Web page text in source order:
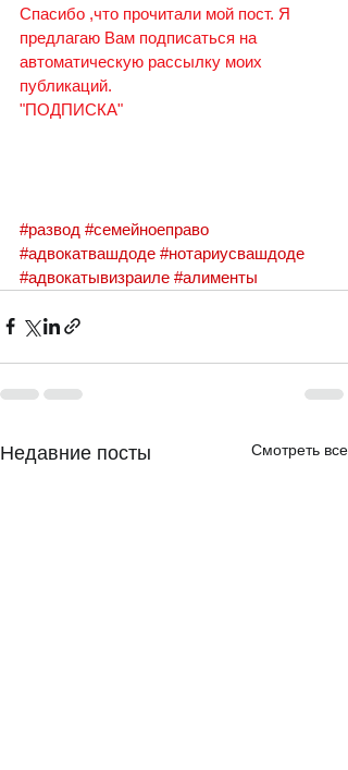
Спасибо ,что прочитали мой пост. Я
предлагаю Вам подписаться на
автоматическую рассылку моих
публикаций.
"ПОДПИСКА"
#развод #семейноеправо
#адвокатвашдоде #нотариусвашдоде
#адвокатывизраиле #алименты
Недавние посты Смотреть все